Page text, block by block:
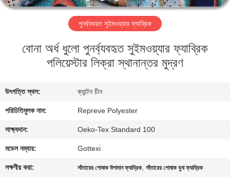
আমাদের
মান
নিয়ন্ত্রণ
যোগাযোগ
পুনর্ব্যবহৃত সুইমওয়্যার ফ্যাব্রিক
বোনা অর্ধ ধুলো পুনর্ব্যবহৃত সুইমওয়্যার ফ্যাব্রিক
পলিয়েস্টার লিক্রা স্থানান্তর মুদ্রণ
উৎপত্তি স্থল: ক্যান্টন চীন
পরিচিতিমুলক নাম: Repreve Polyester
সাক্ষ্যদান: Oeko-Tex Standard 100
মডেল নম্বার: Gottexi
লক্ষণীয় করা: সাঁতারের পোষাক উপাদান ফ্যাব্রিক,সাঁতারের পোষাক বুনা ফ্যাব্রিক